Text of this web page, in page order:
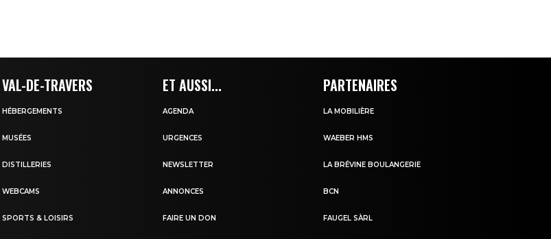
VAL-DE-TRAVERS
HÉBERGEMENTS
MUSÉES
DISTILLERIES
WEBCAMS
SPORTS & LOISIRS
ET AUSSI...
AGENDA
URGENCES
NEWSLETTER
ANNONCES
FAIRE UN DON
PARTENAIRES
LA MOBILIÈRE
WAEBER HMS
LA BRÉVINE BOULANGERIE
BCN
FAUGEL SÀRL